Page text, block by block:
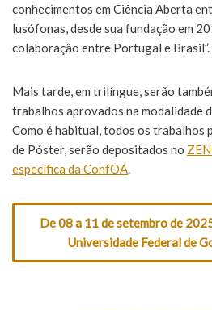
conhecimentos em Ciência Aberta
lusófonas, desde sua fundação em
colaboração entre Portugal e Brasil”.
Mais tarde, em trilíngue, serão
trabalhos aprovados na modalidade
Como é habitual, todos os trabalhos
de Póster, serão depositados no
específica da ConfOA
De 08 a 11 de setembro de
Universidade Federal de